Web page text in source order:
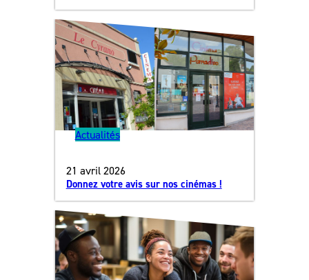
Actualités
21 avril 2026
Donnez votre avis sur nos cinémas !